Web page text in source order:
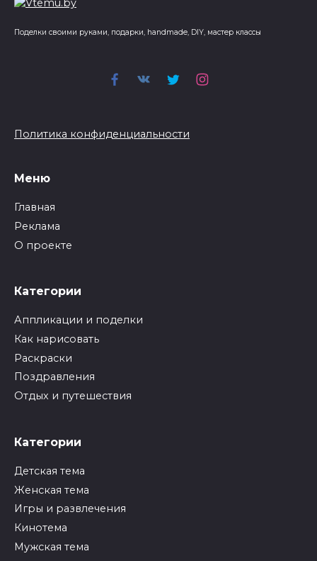
Поделки своими руками, подарки, handmade, DIY, мастер классы
Политика конфиденциальности
Меню
Главная
Реклама
О проекте
Категории
Аппликации и поделки
Как нарисовать
Раскраски
Поздравления
Отдых и путешествия
Категории
Детская тема
Женская тема
Игры и развлечения
Кинотема
Мужская тема